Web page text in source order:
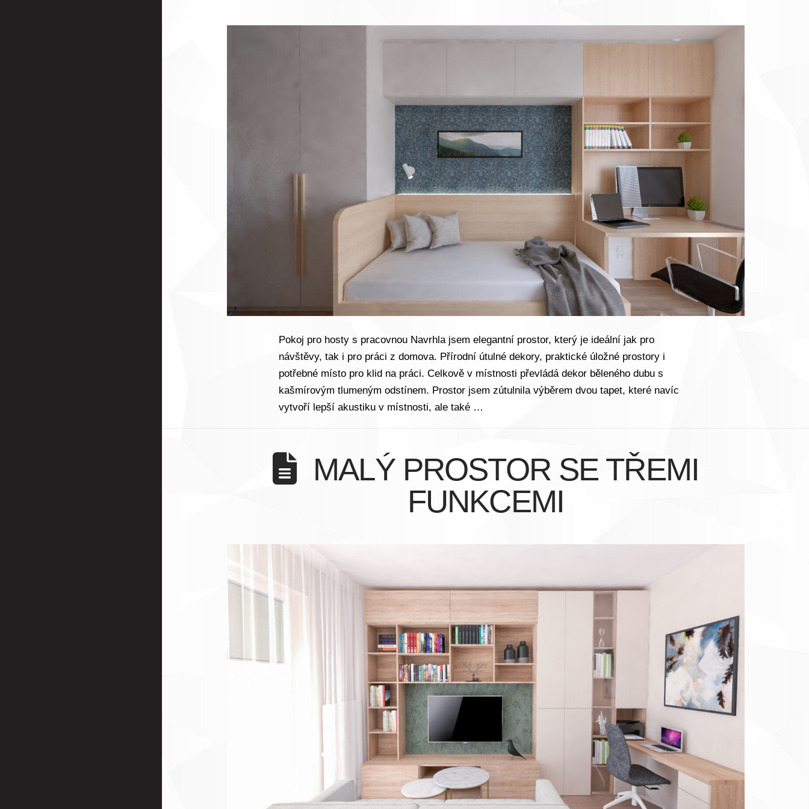
Pokoj pro hosty s pracovnou Navrhla jsem elegantní prostor, který je ideální jak pro
návštěvy, tak i pro práci z domova. Přírodní útulné dekory, praktické úložné prostory i
potřebné místo pro klid na práci. Celkově v místnosti převládá dekor běleného dubu s
kašmírovým tlumeným odstínem. Prostor jsem zútulnila výběrem dvou tapet, které navíc
vytvoří lepší akustiku v místnosti, ale také …
MALÝ PROSTOR SE TŘEMI
FUNKCEMI